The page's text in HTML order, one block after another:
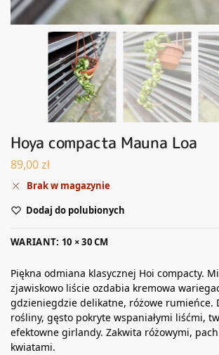
Hoya compacta Mauna Loa
89,00zł
Brak w magazynie
Dodaj do polubionych
WARIANT: 10 × 30 CM
Piękna odmiana klasycznej Hoi compacty.
zjawiskowo liście ozdabia kremowa
gdzieniegdzie delikatne, różowe rumieńce.
rośliny, gęsto pokryte wspaniałymi liśćmi,
efektowne girlandy. Zakwita różowymi,
kwiatami.